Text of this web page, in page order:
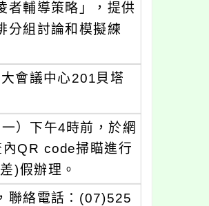
者輔導策略」，提供
分組討論和模擬練
會議中心201貝塔
）下午4時前，於網
QR code掃瞄進行
)假辦理。
聯絡電話：(07)525